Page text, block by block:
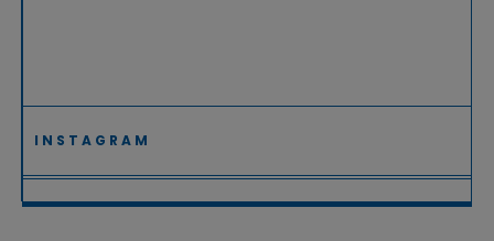
INSTAGRAM